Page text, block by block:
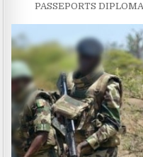
PASSEPORTS